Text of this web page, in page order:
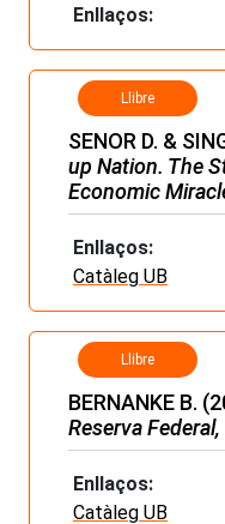
Enllaços:
Llibre
SENOR D. &
up Nation. The
Economic
Enllaços:
Catàleg UB
Llibre
BERNANKE B.
Reserva Federal,
Enllaços:
Catàleg UB